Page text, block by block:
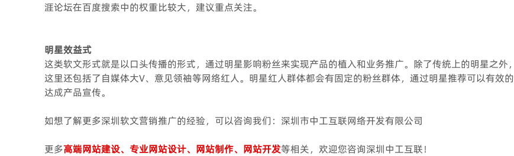
涯论坛在百度搜索中的权重比较大，建议重点关注。
明星效益式
这类软文形式就是以口头传播的形式，通过明星影响粉丝来实现产品的植入和业务推广。除了传统上的明星之外，
这里还包括了自媒体大V、意见领袖等网络红人。明星红人群体都会有固定的粉丝群体，通过明星推荐可以有效的
达成产品宣传。
如想了解更多深圳软文营销推广的经验，可以咨询我们：深圳市中工互联网络开发有限公司
更多高端网站建设、专业网站设计、网站制作、网站开发等相关，欢迎您咨询深圳中工互联！